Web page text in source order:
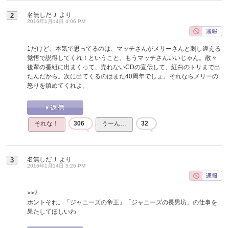
2 名無しだＪ より
2016年1月14日 4:06 PM
1だけど、本気で思ってるのは、マッチさんがメリーさんと刺し違える
覚悟で説得してくれ！ということ。もうマッチさんいいじゃん。散々
後輩の番組に出まくって、売れないCDの宣伝して、紅白のトリまで出
たんだから。次に出てくるのはまた40周年でしょ。それならメリーの
怒りを鎮めてくれよ。
それな！ 306 うーん… 32
3 名無しだＪ より
2016年1月14日 5:26 PM
>>2
ホントそれ。「ジャニーズの帝王」「ジャニーズの長男坊」の仕事を
果たしてほしいわ